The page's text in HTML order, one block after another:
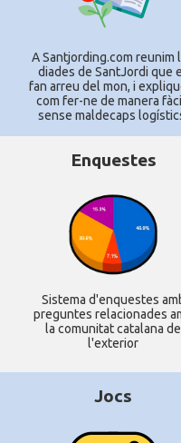
A Santjording.com reunim
diades de SantJordi que
fan arreu del mon, i
com fer-ne de manera
sense maldecaps
Enquestes
Sistema d'enquestes
preguntes relacionades
la comunitat catalana de
l'exterior
Jocs